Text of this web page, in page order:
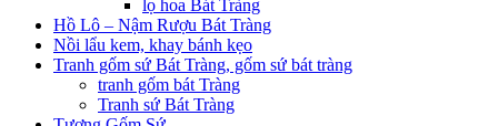
lọ hoa Bát Tràng
Hồ Lô – Nậm Rượu Bát Tràng
Nồi lẩu kem, khay bánh kẹo
Tranh gốm sứ Bát Tràng, gốm sứ bát tràng
tranh gốm bát Tràng
Tranh sứ Bát Tràng